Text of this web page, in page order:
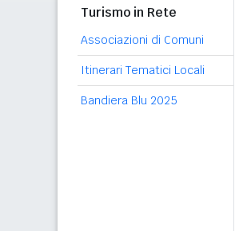
Turismo in Rete
Associazioni di Comuni
Itinerari Tematici Locali
Bandiera Blu 2025